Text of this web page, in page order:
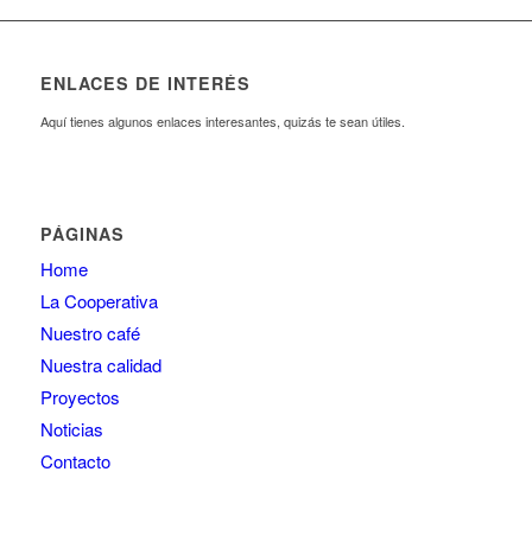
ENLACES DE INTERÉS
Aquí tienes algunos enlaces interesantes, quizás te sean útiles.
PÁGINAS
Home
La Cooperativa
Nuestro café
Nuestra calidad
Proyectos
Noticias
Contacto